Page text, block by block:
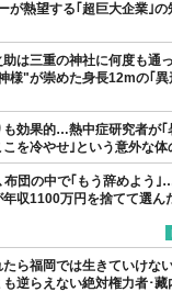
が熱望する｢超巨大企業｣の
助は三重の神社に何度も通
様"が崇めた身長12mの｢異
効果的…熱中症研究者が｢
を冷やせ｣という意外な体
布団の中で｢もう辞めよう｣
収1100万円を捨てて選ん
たら福岡では生きていけな
逆らえない絶対権力者･藏